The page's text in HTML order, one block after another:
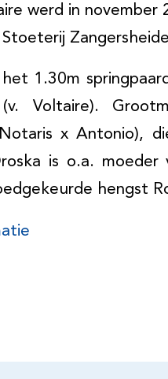
werd in
het 1.30m
Voltaire).
x Antonio),
is o.a.
hengst